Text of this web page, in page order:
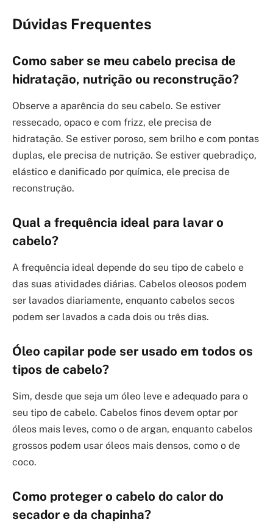
Dúvidas Frequentes
Como saber se meu cabelo precisa de
hidratação, nutrição ou reconstrução?
Observe a aparência do seu cabelo. Se estiver
ressecado, opaco e com frizz, ele precisa de
hidratação. Se estiver poroso, sem brilho e com pontas
duplas, ele precisa de nutrição. Se estiver quebradiço,
elástico e danificado por química, ele precisa de
reconstrução.
Qual a frequência ideal para lavar o
cabelo?
A frequência ideal depende do seu tipo de cabelo e
das suas atividades diárias. Cabelos oleosos podem
ser lavados diariamente, enquanto cabelos secos
podem ser lavados a cada dois ou três dias.
Óleo capilar pode ser usado em todos os
tipos de cabelo?
Sim, desde que seja um óleo leve e adequado para o
seu tipo de cabelo. Cabelos finos devem optar por
óleos mais leves, como o de argan, enquanto cabelos
grossos podem usar óleos mais densos, como o de
coco.
Como proteger o cabelo do calor do
secador e da chapinha?